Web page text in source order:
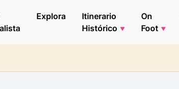
Explora
Itinerario
Histórico
On
Foot